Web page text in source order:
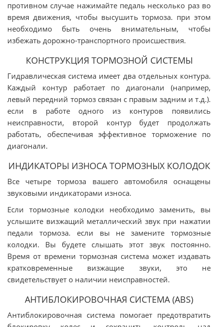
противном случае нажимайте педаль несколько раз во
время движения, чтобы высушить тормоза. при этом
необходимо быть очень внимательным, чтобы
избежать дорожно-транспортного происшествия.
КОНСТРУКЦИЯ ТОРМОЗНОЙ СИСТЕМЫ
Гидравлическая система имеет два отдельных контура.
Каждый контур работает по диагонали (например,
левый передний тормоз связан с правым задним и т.д.).
если в работе одного из контуров появились
неисправности, второй контур будет продолжать
работать, обеспечивая эффективное торможение по
диагонали.
ИНДИКАТОРЫ ИЗНОСА ТОРМОЗНЫХ КОЛОДОК
Все четыре тормоза вашего автомобиля оснащены
звуковыми индикаторами износа.
Если тормозные колодки необходимо заменить, вы
услышите визжащий металлический звук при нажатии
педали тормоза. если вы не замените тормозные
колодки. Вы будете слышать этот звук постоянно.
Время от времени тормозная система может издавать
кратковременные визжащие звуки, это не
свидетельствует о наличии неисправностей.
АНТИБЛОКИРОВОЧНАЯ СИСТЕМА (ABS)
Антиблокировочная система помогает предотвратить